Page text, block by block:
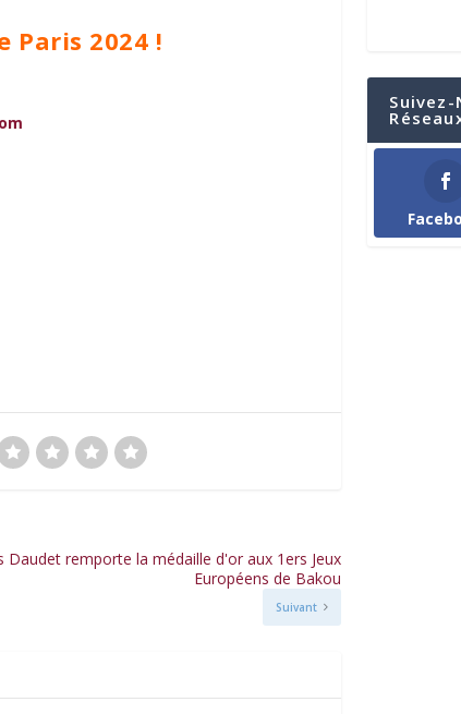
Paris 2024 !
Daudet remporte la médaille d'or aux 1ers Jeux
Européens de Bakou
Suivant
Suivez-